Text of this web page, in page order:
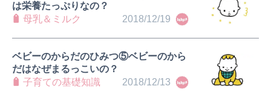
2018/12/19
は栄養たっぷりなの？
母乳＆ミルク
2018/12/13
ベビーのからだのひみつ⑤ベビーのから
だはなぜまるっこいの？
子育ての基礎知識